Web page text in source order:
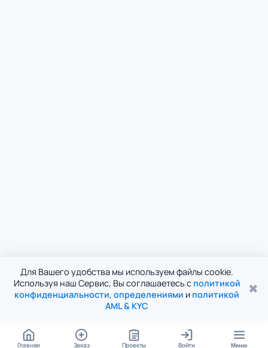
Для Вашего удобства мы используем файлы cookie.
Используя наш Сервис, Вы соглашаетесь с политикой
конфиденциальности, определениями и политикой
AML & KYC
✖
Главная Заказ Проекты Войти Меню